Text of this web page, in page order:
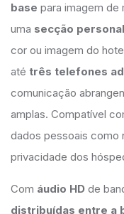
base para imagem de
uma secção
cor ou imagem do
até três telefones
comunicação
amplas. Compatível
dados pessoais como
privacidade dos
Com áudio HD de
distribuídas entre a